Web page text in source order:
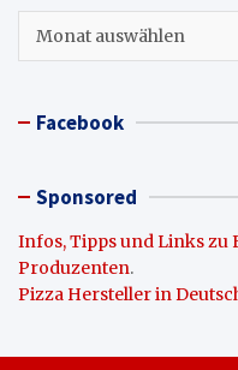
Facebook
Sponsored
Infos, Tipps und Links zu
Produzenten.
Pizza Hersteller in